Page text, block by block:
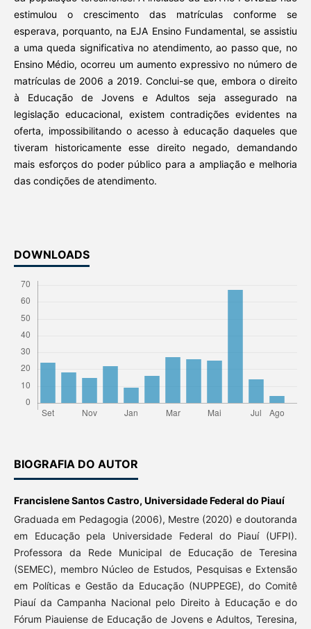
estimulou o crescimento das matrículas conforme se
esperava, porquanto, na EJA Ensino Fundamental, se assistiu
a uma queda significativa no atendimento, ao passo que, no
Ensino Médio, ocorreu um aumento expressivo no número de
matrículas de 2006 a 2019. Conclui-se que, embora o direito
à Educação de Jovens e Adultos seja assegurado na
legislação educacional, existem contradições evidentes na
oferta, impossibilitando o acesso à educação daqueles que
tiveram historicamente esse direito negado, demandando
mais esforços do poder público para a ampliação e melhoria
das condições de atendimento.
DOWNLOADS
BIOGRAFIA DO AUTOR
Francislene Santos Castro, Universidade Federal do Piauí
Graduada em Pedagogia (2006), Mestre (2020) e doutoranda
em Educação pela Universidade Federal do Piauí (UFPI).
Professora da Rede Municipal de Educação de Teresina
(SEMEC), membro Núcleo de Estudos, Pesquisas e Extensão
em Políticas e Gestão da Educação (NUPPEGE), do Comitê
Piauí da Campanha Nacional pelo Direito à Educação e do
Fórum Piauiense de Educação de Jovens e Adultos, Teresina,